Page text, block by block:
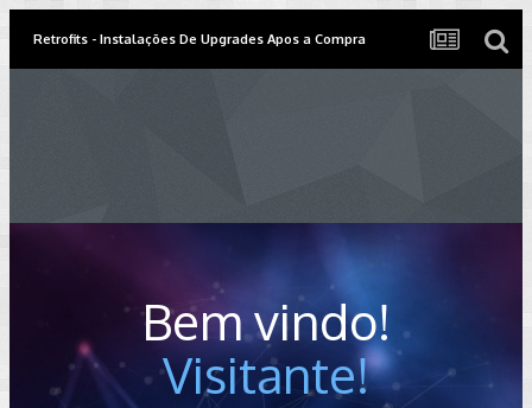
Retrofits - Instalações De Upgrades Apos a Compra
Bem vindo!
Visitante!